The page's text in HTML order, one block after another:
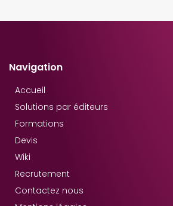
Navigation
Accueil
Solutions par éditeurs
Formations
Devis
Wiki
Recrutement
Contactez nous